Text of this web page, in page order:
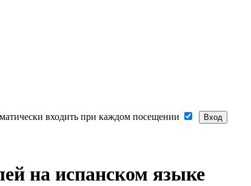
входить при каждом посещении
на испанском языке